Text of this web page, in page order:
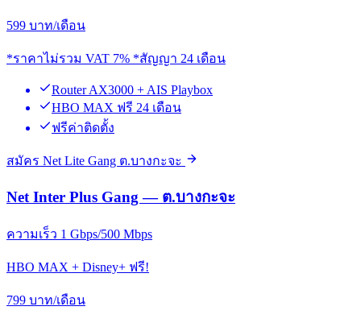
599 บาท/เดือน
*ราคาไม่รวม VAT 7% *สัญญา 24 เดือน
Router AX3000 + AIS Playbox
HBO MAX ฟรี 24 เดือน
ฟรีค่าติดตั้ง
สมัคร Net Lite Gang ต.บางกะจะ
Net Inter Plus Gang — ต.บางกะจะ
ความเร็ว 1 Gbps/500 Mbps
HBO MAX + Disney+ ฟรี!
799 บาท/เดือน